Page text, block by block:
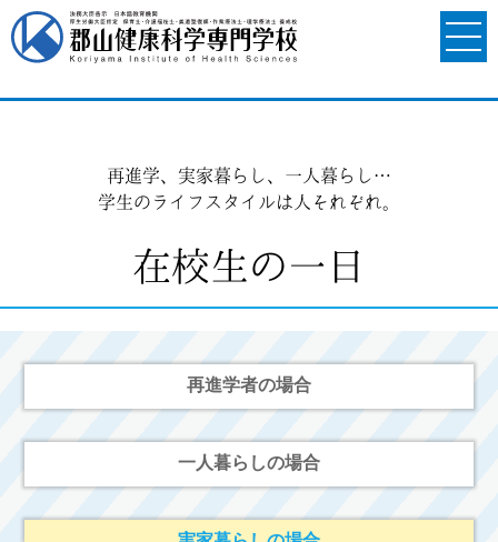
再進学、実家暮らし、一人暮らし…
学生のライフスタイルは人それぞれ。
在校生の一日
再進学者の場合
一人暮らしの場合